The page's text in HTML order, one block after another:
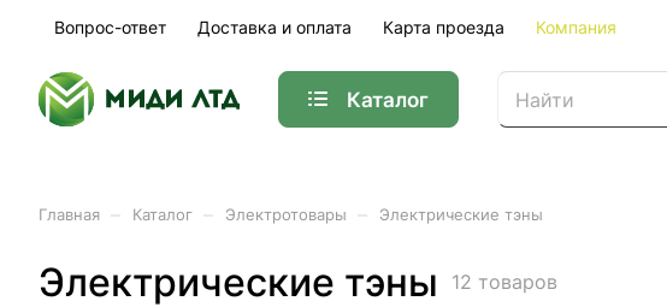
Вопрос-ответ Доставка и оплата Карта проезда Компания
Каталог
Главная Каталог Электротовары Электрические тэны
Электрические тэны 12 товаров